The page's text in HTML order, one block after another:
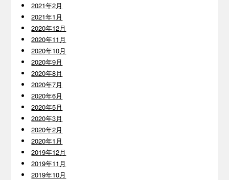
2021年2月
2021年1月
2020年12月
2020年11月
2020年10月
2020年9月
2020年8月
2020年7月
2020年6月
2020年5月
2020年3月
2020年2月
2020年1月
2019年12月
2019年11月
2019年10月